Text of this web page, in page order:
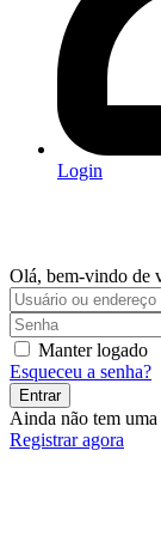
Login
Olá, bem-vindo de
Manter logado
Esqueceu a senha?
Entrar
Ainda não tem uma
Registrar agora